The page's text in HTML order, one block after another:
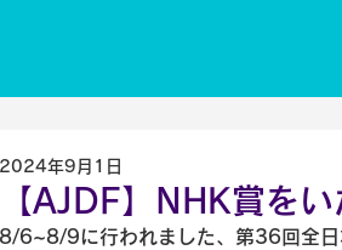
【AJDF】NHK賞を
2024年9月1日
8/6~8/9に行われました、第36回全日